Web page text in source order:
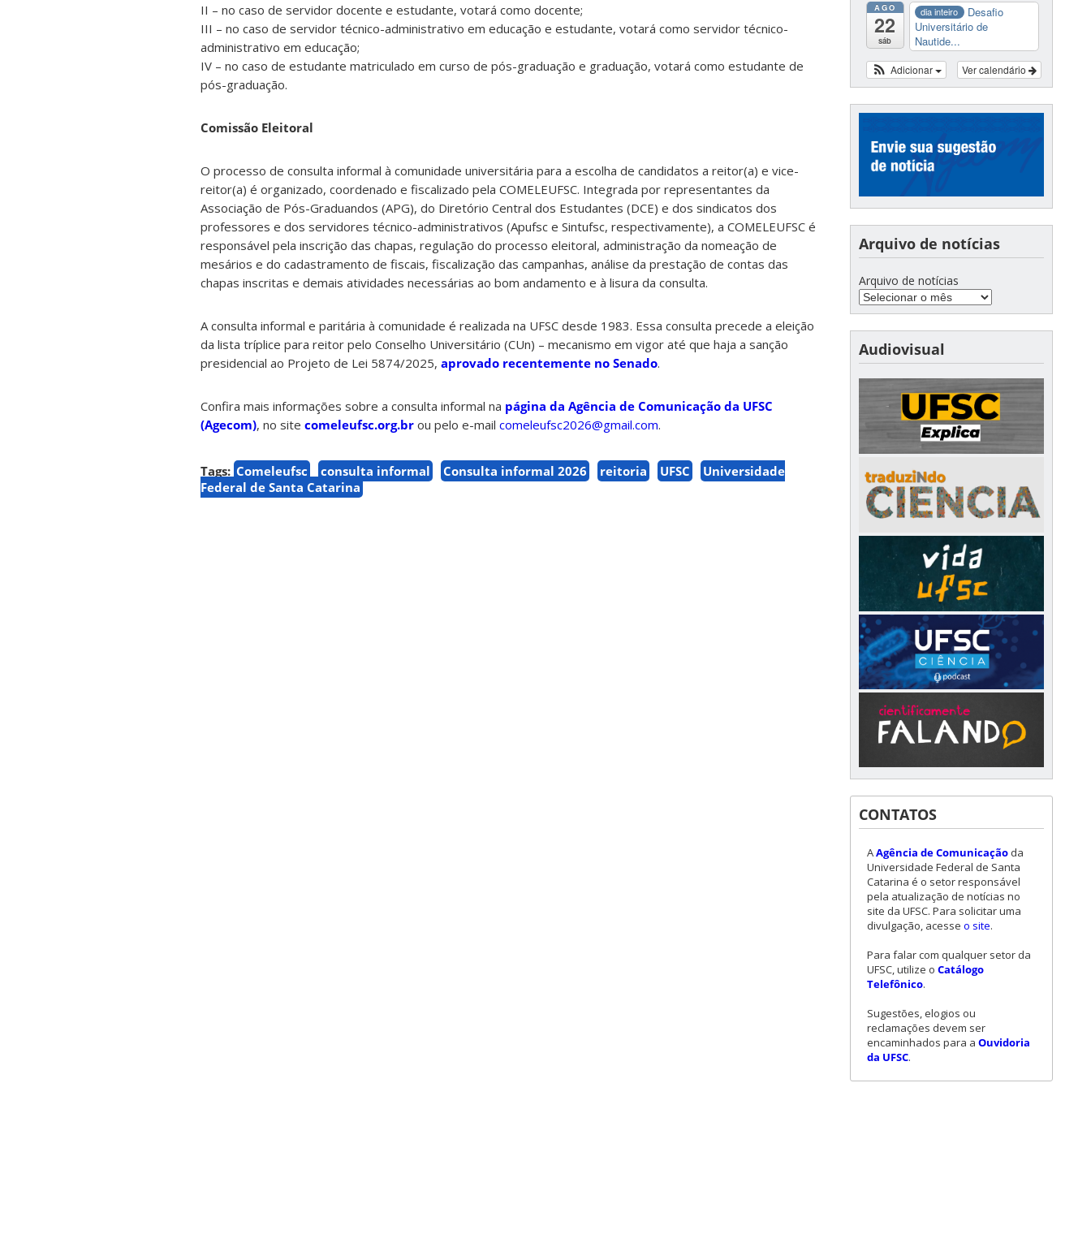
II – no caso de servidor docente e estudante, votará como docente;
III – no caso de servidor técnico-administrativo em educação e estudante, votará como servidor técnico-
administrativo em educação;
IV – no caso de estudante matriculado em curso de pós-graduação e graduação, votará como estudante de
pós-graduação.
Comissão Eleitoral
O processo de consulta informal à comunidade universitária para a escolha de candidatos a reitor(a) e vice-
reitor(a) é organizado, coordenado e fiscalizado pela COMELEUFSC. Integrada por representantes da
Associação de Pós-Graduandos (APG), do Diretório Central dos Estudantes (DCE) e dos sindicatos dos
professores e dos servidores técnico-administrativos (Apufsc e Sintufsc, respectivamente), a COMELEUFSC é
responsável pela inscrição das chapas, regulação do processo eleitoral, administração da nomeação de
mesários e do cadastramento de fiscais, fiscalização das campanhas, análise da prestação de contas das
chapas inscritas e demais atividades necessárias ao bom andamento e à lisura da consulta.
A consulta informal e paritária à comunidade é realizada na UFSC desde 1983. Essa consulta precede a eleição
da lista tríplice para reitor pelo Conselho Universitário (CUn) – mecanismo em vigor até que haja a sanção
presidencial ao Projeto de Lei 5874/2025, aprovado recentemente no Senado.
Confira mais informações sobre a consulta informal na página da Agência de Comunicação da UFSC
(Agecom), no site comeleufsc.org.br ou pelo e-mail comeleufsc2026@gmail.com.
Tags: Comeleufsc consulta informal Consulta informal 2026 reitoria UFSC
Universidade
Federal de Santa Catarina
AGO
22
sáb
dia inteiro
Desafio
Universitário de
Nautide...
Ver calendário
Adicionar
Arquivo de notícias
Arquivo de notícias
Audiovisual
CONTATOS
AAgência de Comunicação da
Universidade Federal de Santa
Catarina é o setor responsável
pela atualização de notícias no
site da UFSC. Para solicitar uma
divulgação, acesse o site.
Para falar com qualquer setor da
UFSC, utilize o Catálogo
Telefônico.
Sugestões, elogios ou
reclamações devem ser
encaminhados para a Ouvidoria
da UFSC.